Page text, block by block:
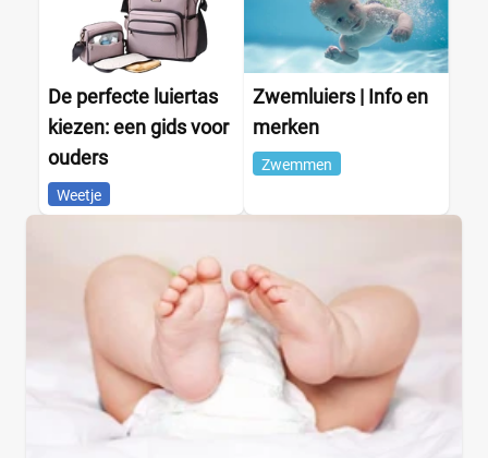
De perfecte luiertas
kiezen: een gids voor
ouders
Weetje
Zwemluiers | Info en
merken
Zwemmen